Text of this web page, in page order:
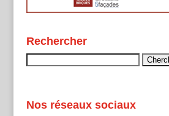
Rechercher
Nos réseaux sociaux